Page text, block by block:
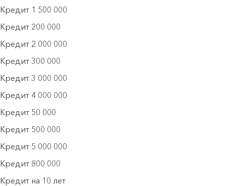
Кредит 1 500 000
Кредит 200 000
Кредит 2 000 000
Кредит 300 000
Кредит 3 000 000
Кредит 4 000 000
Кредит 50 000
Кредит 500 000
Кредит 5 000 000
Кредит 800 000
Кредит на 10 лет